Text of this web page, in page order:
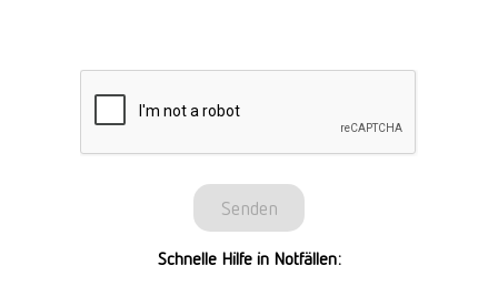
Senden
Schnelle Hilfe in Notfällen: